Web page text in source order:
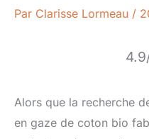
Par Clarisse Lormeau /
Alors que la recherche
en gaze de coton bio